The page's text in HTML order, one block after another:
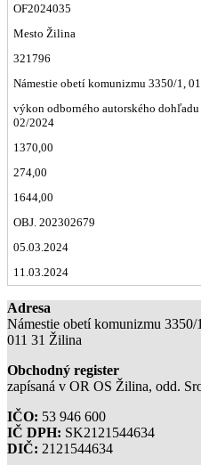
OF2024035
Mesto Žilina
321796
Námestie obetí komunizmu 3350/1,
výkon odborného autorského
02/2024
1370,00
274,00
1644,00
OBJ. 202302679
05.03.2024
11.03.2024
Adresa
Námestie obetí komunizmu 3350/
011 31 Žilina
Obchodný register
zapísaná v OR OS Žilina, odd.
IČO: 53 946 600
IČ DPH: SK2121544634
DIČ: 2121544634